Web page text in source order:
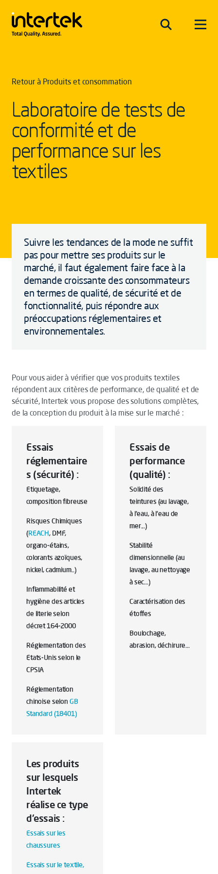
Retour à Produits et consommation
Laboratoire de tests de
conformité et de
performance sur les
textiles
Suivre les tendances de la mode ne suffit
pas pour mettre ses produits sur le
marché, il faut également faire face à la
demande croissante des consommateurs
en termes de qualité, de sécurité et de
fonctionnalité, puis répondre aux
préoccupations réglementaires et
environnementales.
Pour vous aider à vérifier que vos produits textiles
répondent aux critères de performance, de qualité et de
sécurité, Intertek vous propose des solutions complètes,
de la conception du produit à la mise sur le marché :
Essais
réglementaire
s (sécurité) :
Etiquetage,
composition fibreuse
Risques Chimiques
(REACH, DMF,
organo-étains,
colorants azoïques,
nickel, cadmium..)
Inflammabilité et
hygiène des articles
de literie selon
décret 164-2000
Réglementation des
Etats-Unis selon le
CPSIA
Réglementation
chinoise selon GB
Standard (18401)
Essais de
performance
(qualité) :
Solidité des
teintures (au lavage,
à l'eau, à l'eau de
mer...)
Stabilité
dimensionnelle (au
lavage, au nettoyage
à sec...)
Caractérisation des
étoffes
Boulochage,
abrasion, déchirure...
Les produits
sur lesquels
Intertek
réalise ce type
d'essais :
Essais sur les
chaussures
Essais sur le textile,